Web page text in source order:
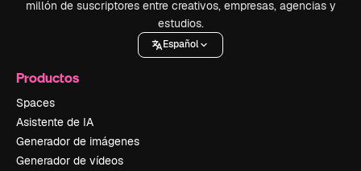
millón de suscriptores entre creativos, empresas, agencias y
estudios.
Español
Productos
Spaces
Asistente de IA
Generador de imágenes
Generador de vídeos